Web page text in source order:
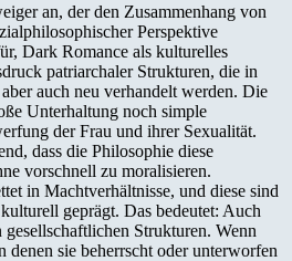
an, der den Zusammenhang von
Perspektive
Dark Romance als kulturelles
patriarchaler Strukturen, die in
auch neu verhandelt werden. Die
Unterhaltung noch simple
der Frau und ihrer Sexualität.
dass die Philosophie diese
vorschnell zu moralisieren.
in Machtverhältnisse, und diese sind
geprägt. Das bedeutet: Auch
Strukturen. Wenn
denen sie beherrscht oder unterworfen